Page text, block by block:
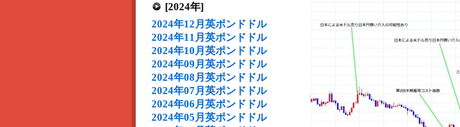
[2024年]
2024年12月英ポンドドル
2024年11月英ポンドドル
2024年10月英ポンドドル
2024年09月英ポンドドル
2024年08月英ポンドドル
2024年07月英ポンドドル
2024年06月英ポンドドル
2024年05月英ポンドドル